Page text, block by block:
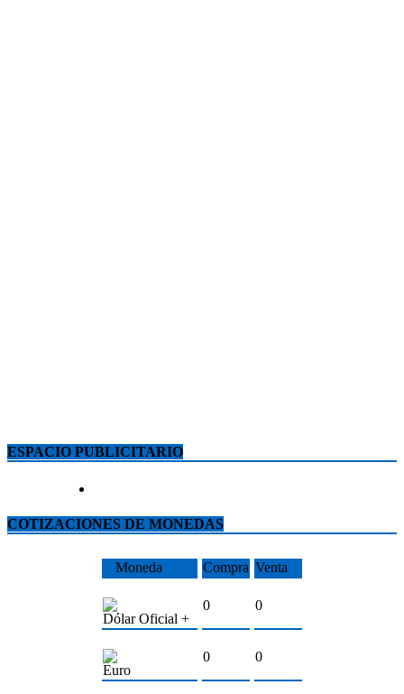
ESPACIO PUBLICITARIO
COTIZACIONES DE MONEDAS
Moneda Compra Venta
Dólar Oficial +
0 0
Euro
0 0